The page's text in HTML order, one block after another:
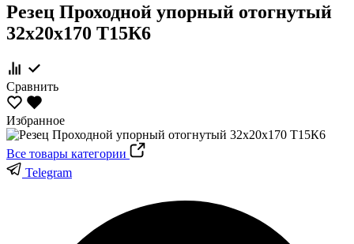
Резец Проходной упорный отогнутый
32х20х170 Т15К6
Сравнить
Избранное
Все товары категории
Telegram